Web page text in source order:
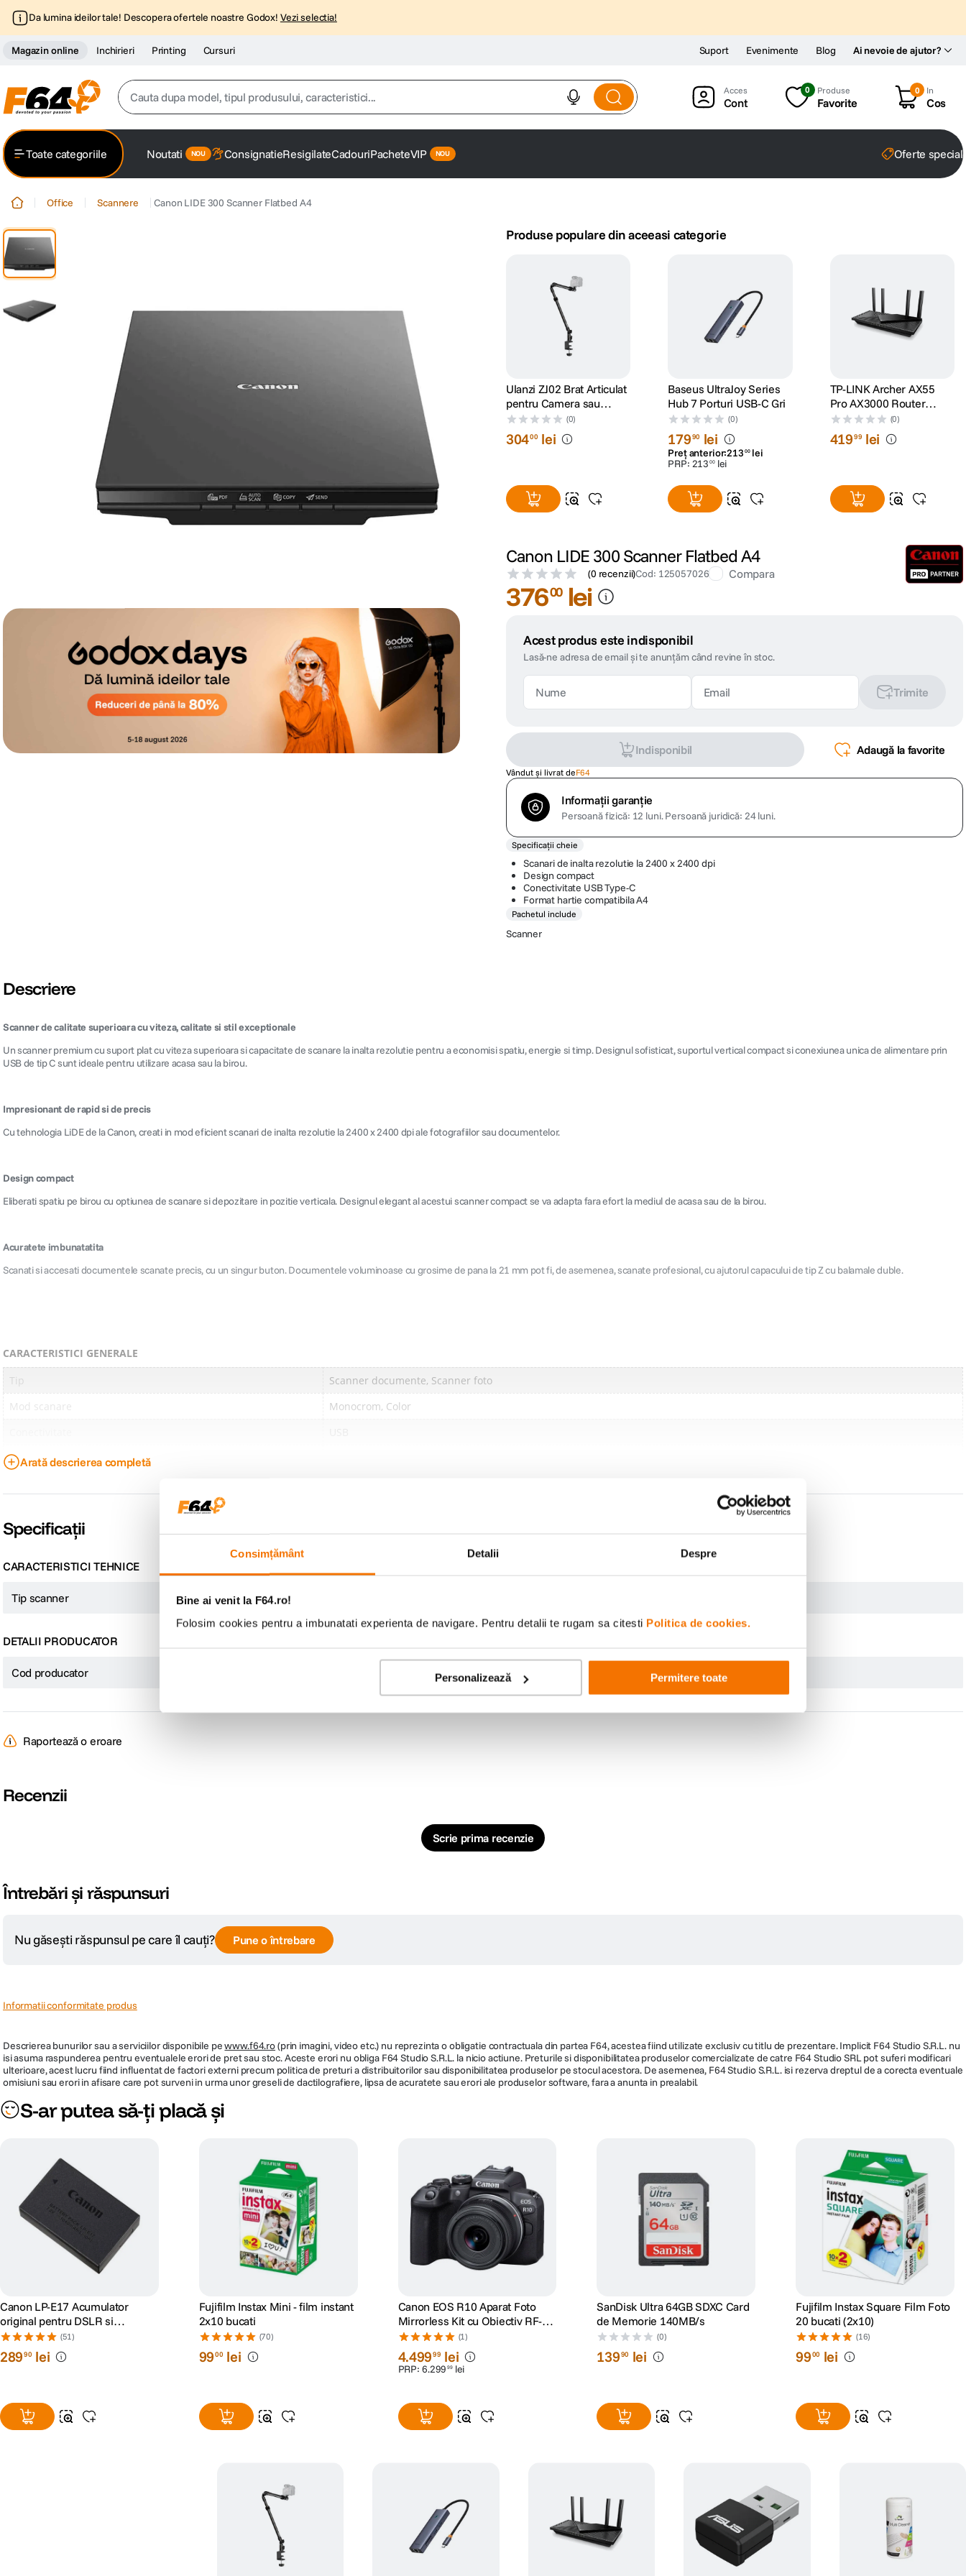
Consimțământ Detalii Despre
Bine ai venit la F64.ro!
Folosim cookies pentru a imbunatati experienta de navigare. Pentru detalii te rugam sa citesti Politica de cookies.
Personalizează Permitere toate
Da lumina ideilor tale! Descopera ofertele noastre Godox! Vezi selectia!
Magazin online Inchirieri Printing Cursuri Ai nevoie de ajutor?
Suport Evenimente Blog
Cauta dupa model, tipul produsului, caracteristici...
2 . trepied
5. canon sx740 hs
10. godox
Cont
0 Produse
Favorite
0 In
Cos
Toate categoriile Noutati ConsignatieResigilateCadouriPacheteVIP Oferte
Office Scannere Canon LIDE 300 Scanner Flatbed A4
Produse populare din aceeasi categorie
Ulanzi ZJ02 Brat Articulat
pentru Camera sau
Accesorii cu Prindere C
de Masa
(0)
30400 lei
Baseus UltraJoy Series
Hub 7 Porturi USB-C Gri
(0)
17990 lei
Preț anterior:213 00 lei
PRP: 213 00 lei
TP-LINK Archer AX55
Pro AX3000 Router
Wireless Gigabit Wi-Fi 6
Dual-Band 574+2402
Mbps Negru
(0)
41999 lei
Canon LIDE 300 Scanner Flatbed A4
(0 recenzii)Cod: 125057026 Compara
37600 lei
Acest produs este indisponibil
Lasă-ne adresa de email și te anunțăm când revine în stoc.
Trimite
Indisponibil Adaugă la favorite
Vândut și livrat deF64
Informații garanție
Persoană fizică: 12 luni.Persoană juridică: 24 luni.
Specificații cheie
Scanari de inalta rezolutie la 2400 x 2400 dpi
Design compact
Conectivitate USB Type-C
Format hartie compatibila A4
Pachetul include
Scanner
Descriere
Scanner de calitate superioara cu viteza, calitate si stil exceptionale
Un scanner premium cu suport plat cu viteza superioara si capacitate de scanare la inalta rezolutie pentru a economisi spatiu, energie si timp. Designul sofisticat, suportul vertical compact si conexiunea unica de alimentare prin
USB de tip C sunt ideale pentru utilizare acasa sau la birou.
Impresionant de rapid si de precis
Cu tehnologia LiDE de la Canon, creati in mod eficient scanari de inalta rezolutie la 2400 x 2400 dpi ale fotografiilor sau documentelor.
Design compact
Eliberati spatiu pe birou cu optiunea de scanare si depozitare in pozitie verticala. Designul elegant al acestui scanner compact se va adapta fara efort la mediul de acasa sau de la birou.
Acuratete imbunatatita
Scanati si accesati documentele scanate precis, cu un singur buton. Documentele voluminoase cu grosime de pana la 21 mm pot fi, de asemenea, scanate profesional, cu ajutorul capacului de tip Z cu balamale duble.
CARACTERISTICI GENERALE
Tip
Scanner documente, Scanner foto
Mod scanare
Monocrom, Color
Format general scanner
Sistem de operare compatibil
Microsoft Windows 7, Microsoft Windows 8.1, Microsoft Windows 10, Mac OS
Culoare
SPECIFICATII TEHNICE
Interfata
Tip scanner
Flatbed
Tip senzor
Arată descrierea completă
Specificații
CARACTERISTICI TEHNICE
Tip scanner A4
DETALII PRODUCATOR
Cod producator
Raportează o eroare
Recenzii
Scrie prima recenzie
Întrebări și răspunsuri
Nu găsești răspunsul pe care îl cauți? Pune o întrebare
Informatii conformitate produs
Descrierea bunurilor sau a serviciilor disponibile pewww.f64.ro(prin imagini, video etc.) nu reprezinta o obligatie contractuala din partea F64, acestea fiind utilizate exclusiv cu titlu de prezentare. Implicit F64 Studio S.R.L. nu
isi asuma raspunderea pentru eventualele erori de pret sau stoc. Aceste erori nu obliga F64 Studio S.R.L. la nicio actiune. Preturile si disponibilitatea produselor comercializate de catre F64 Studio SRL pot suferi modificari
ulterioare, acest lucru fiind influentat de factori externi precum politica de preturi a distribuitorilor sau disponibilitatea produselor pe stocul acestora. De asemenea, F64 Studio S.R.L. isi rezerva dreptul de a corecta eventuale
omisiuni sau erori in afisare care pot surveni in urma unor greseli de dactilografiere, lipsa de acuratete sau erori ale produselor software, fara a anunta in prealabil.
S-ar putea să-ți placă și
Canon LP-E17 Acumulator
original pentru DSLR si
Mirrorless
(51)
28990 lei
Fujifilm Instax Mini - film instant
2x10 bucati
(70)
9900 lei
Canon EOS R10 Aparat Foto
Mirrorless Kit cu Obiectiv RF-S
18-45mm IS STM
(1)
4.49999 lei
PRP: 6.299 99 lei
SanDisk Ultra 64GB SDXC Card
de Memorie 140MB/s
(0)
13990 lei
Fujifilm Instax Square Film Foto
20 bucati (2x10)
(16)
9900 lei